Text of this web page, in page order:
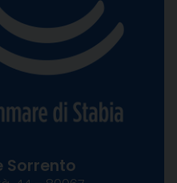
Sorrento